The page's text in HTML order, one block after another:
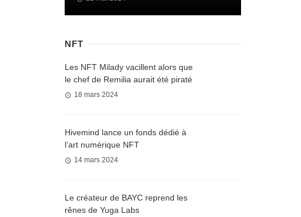
NFT
Les NFT Milady vacillent alors que
le chef de Remilia aurait été piraté
18 mars 2024
Hivemind lance un fonds dédié à
l’art numérique NFT
14 mars 2024
Le créateur de BAYC reprend les
rênes de Yuga Labs